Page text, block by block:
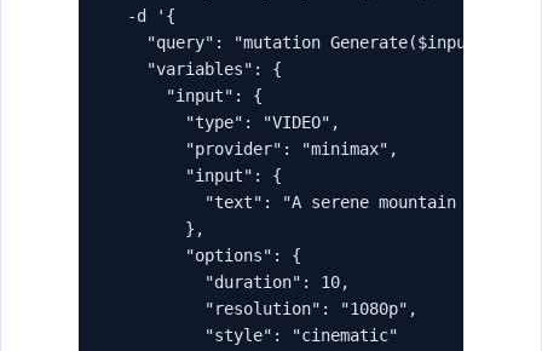
  -d '{
"query": "mutation Generate($input:
    "variables": {
      "input": {
        "type": "VIDEO",
        "provider": "minimax",
        "input": {
"text": "A serene mountain
        },
        "options": {
          "duration": 10,
          "resolution": "1080p",
          "style": "cinematic"